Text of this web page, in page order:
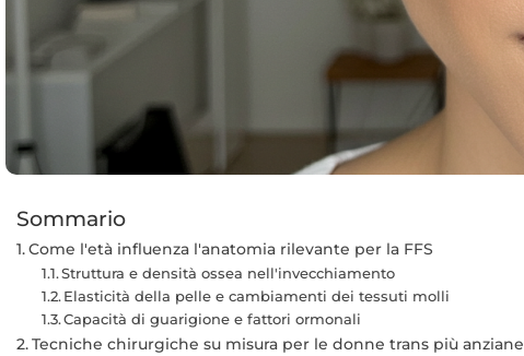
Sommario
Come l'età influenza l'anatomia rilevante per la FFS
Struttura e densità ossea nell'invecchiamento
Elasticità della pelle e cambiamenti dei tessuti molli
Capacità di guarigione e fattori ormonali
Tecniche chirurgiche su misura per le donne trans più anziane